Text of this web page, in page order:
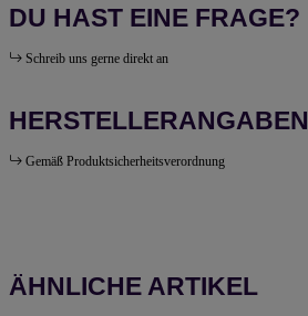
DU HAST EINE FRAGE?
Schreib uns gerne direkt an
HERSTELLERANGABEN
Gemäß Produktsicherheitsverordnung
ÄHNLICHE ARTIKEL